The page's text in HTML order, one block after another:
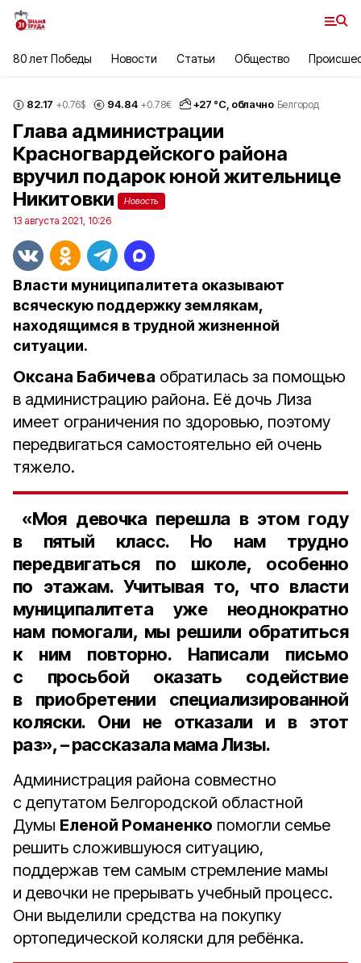
80 лет Победы Новости Статьи Общество
82.17 +0.76$ 94.84 +0.78€ +27 °С, облачно Белгород
Глава администрации
Красногвардейского района
вручил подарок юной жительнице
Никитовки
Новость
13 августа 2021, 10:26
Власти муниципалитета оказывают
всяческую поддержку землякам,
находящимся в трудной жизненной
ситуации.
Оксана Бабичева обратилась за помощью
в администрацию района. Её дочь Лиза
имеет ограничения по здоровью, поэтому
передвигаться самостоятельно ей очень
тяжело.
«Моя девочка перешла в этом году
в пятый класс. Но нам трудно
передвигаться по школе, особенно
по этажам. Учитывая то, что власти
муниципалитета уже неоднократно
нам помогали, мы решили обратиться
к ним повторно. Написали письмо
с просьбой оказать содействие
в приобретении специализированной
коляски. Они не отказали и в этот
раз», – рассказала мама Лизы.
Администрация района совместно
с депутатом Белгородской областной
Думы Еленой Романенко помогли семье
решить сложившуюся ситуацию,
поддержав тем самым стремление мамы
и девочки не прерывать учебный процесс.
Они выделили средства на покупку
ортопедической коляски для ребёнка.